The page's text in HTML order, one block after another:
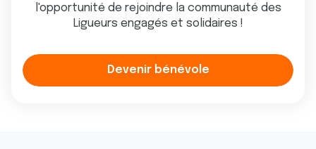
l'opportunité de rejoindre la communauté des
Ligueurs engagés et solidaires !
Devenir bénévole